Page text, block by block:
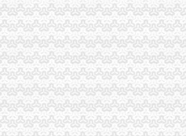
纳税人公司、百集会计】价格,
纳税人成立-广州58同城
申请一般纳税人】价格,厂家,
织